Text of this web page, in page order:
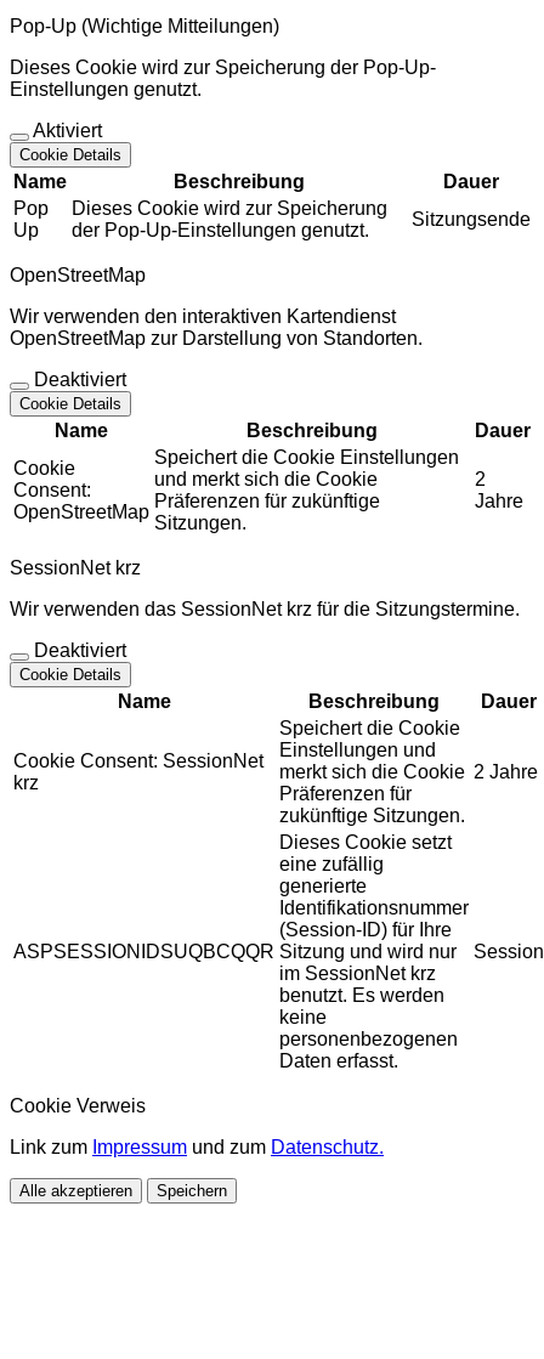
Pop-Up (Wichtige Mitteilungen)
Dieses Cookie wird zur Speicherung der Pop-Up-
Einstellungen genutzt.
Aktiviert
Cookie Details
Name Beschreibung
Dauer
Pop
Up
Dieses Cookie wird zur Speicherung
der Pop-Up-Einstellungen genutzt.
Sitzungsende
OpenStreetMap
Wir verwenden den interaktiven Kartendienst
OpenStreetMap zur Darstellung von Standorten.
Deaktiviert
Cookie Details
Name Beschreibung
Dauer
Cookie
Consent:
OpenStreetMap
Speichert die Cookie Einstellungen
und merkt sich die Cookie
Präferenzen für zukünftige
Sitzungen.
2
Jahre
SessionNet krz
Wir verwenden das SessionNet krz für die Sitzungstermine.
Deaktiviert
Cookie Details
Name Beschreibung Dauer
Cookie Consent: SessionNet
krz
Speichert die Cookie
Einstellungen und
merkt sich die Cookie
Präferenzen für
zukünftige Sitzungen.
2 Jahre
ASPSESSIONIDSUQBCQQR
Dieses Cookie setzt
eine zufällig
generierte
Identifikationsnummer
(Session-ID) für Ihre
Sitzung und wird nur
im SessionNet krz
benutzt. Es werden
keine
personenbezogenen
Daten erfasst.
Session
Cookie Verweis
Link zum Impressum und zum Datenschutz.
Alle akzeptieren Speichern